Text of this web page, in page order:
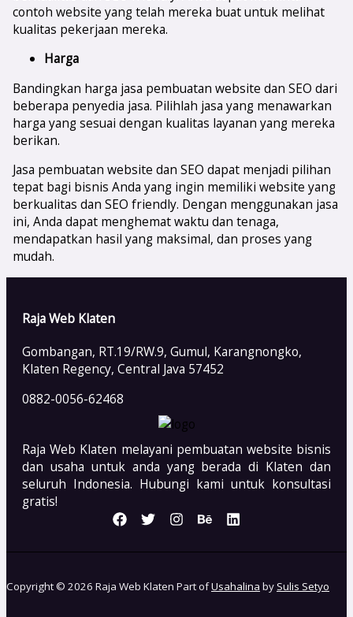
contoh website yang telah mereka buat untuk melihat
kualitas pekerjaan mereka.
Harga
Bandingkan harga jasa pembuatan website dan SEO dari
beberapa penyedia jasa. Pilihlah jasa yang menawarkan
harga yang sesuai dengan kualitas layanan yang mereka
berikan.
Jasa pembuatan website dan SEO dapat menjadi pilihan
tepat bagi bisnis Anda yang ingin memiliki website yang
berkualitas dan SEO friendly. Dengan menggunakan jasa
ini, Anda dapat menghemat waktu dan tenaga,
mendapatkan hasil yang maksimal, dan proses yang
mudah.
Raja Web Klaten
Gombangan, RT.19/RW.9, Gumul, Karangnongko,
Klaten Regency, Central Java 57452
0882-0056-62468
Raja Web Klaten melayani pembuatan website bisnis
dan usaha untuk anda yang berada di Klaten dan
seluruh Indonesia. Hubungi kami untuk konsultasi
gratis!
Copyright © 2026 Raja Web Klaten Part ofUsahalina bySulis Setyo